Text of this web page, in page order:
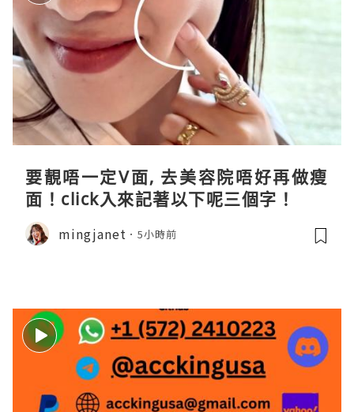
要靚唔一定V面, 去美容院唔好再做瘦
面！click入來記著以下呢三個字！
mingjanet 5小時前